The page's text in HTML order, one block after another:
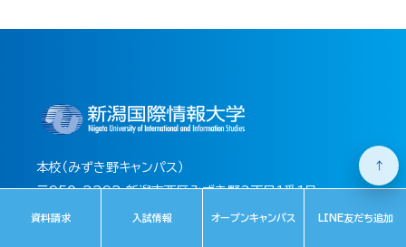
本校（みずき野キャンパス）
〒950-2292 新潟市西区みずき野3丁目1番1号
TEL:025-239-3111(代表)
↑
資料請求 入試情報 オープンキャンパス LINE友だち追加